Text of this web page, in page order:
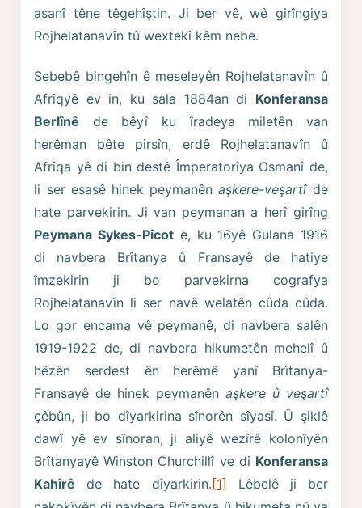
asanî têne têgehîştin. Ji ber vê, wê girîngiya
Rojhelatanavîn tû wextekî kêm nebe.
Sebebê bingehîn ê meseleyên Rojhelatanavîn û
Afrîqyê ev in, ku sala 1884an di Konferansa
Berlînê de bêyî ku îradeya miletên van
herêman bête pirsîn, erdê Rojhelatanavîn û
Afrîqa yê di bin destê Împeratorîya Osmanî de,
li ser esasê hinek peymanênaşkere-veşartîde
hate parvekirin. Ji van peymanan a herî girîng
Peymana Sykes-Pîcot e, ku 16yê Gulana 1916
di navbera Brîtanya û Fransayê de hatiye
îmzekirin ji bo parvekirna cografya
Rojhelatanavîn li ser navê welatên cûda cûda.
Lo gor encama vê peymanê, di navbera salên
1919-1922 de, di navbera hikumetên mehelî û
hêzên serdest ên herêmê yanî Brîtanya-
Fransayê de hinek peymanên aşkere û veşartî
çêbûn, ji bo dîyarkirina sînorên sîyasî. Û şiklê
dawî yê ev sînoran, ji aliyê wezîrê kolonîyên
Brîtanyayê Winston Churchillî ve di Konferansa
Kahîrê de hate dîyarkirin.[1] Lêbelê ji ber